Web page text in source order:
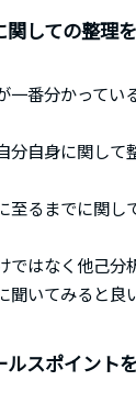
関しての整理
一番分かってい
分自身に関して
至るまでに関し
ではなく他己分
いてみると良
ルスポイント